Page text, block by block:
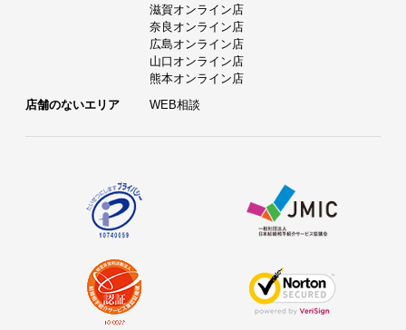
滋賀オンライン店
奈良オンライン店
広島オンライン店
山口オンライン店
熊本オンライン店
店舗のないエリア
WEB相談